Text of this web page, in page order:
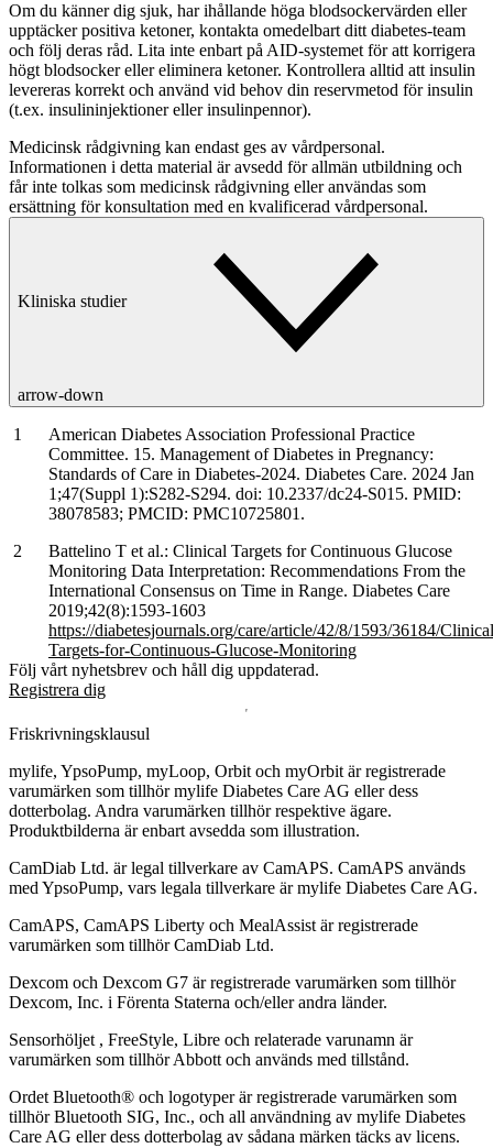
Om du känner dig sjuk, har ihållande höga blodsockervärden eller
upptäcker positiva ketoner, kontakta omedelbart ditt diabetes-team
och följ deras råd. Lita inte enbart på AID-systemet för att korrigera
högt blodsocker eller eliminera ketoner. Kontrollera alltid att insulin
levereras korrekt och använd vid behov din reservmetod för insulin
(t.ex. insulininjektioner eller insulinpennor).
Medicinsk rådgivning kan endast ges av vårdpersonal.
Informationen i detta material är avsedd för allmän utbildning och
får inte tolkas som medicinsk rådgivning eller användas som
ersättning för konsultation med en kvalificerad vårdpersonal.
Kliniska studier
arrow-down
American Diabetes Association Professional Practice
Committee. 15. Management of Diabetes in Pregnancy:
Standards of Care in Diabetes-2024. Diabetes Care. 2024 Jan
1;47(Suppl 1):S282-S294. doi: 10.2337/dc24-S015. PMID:
38078583; PMCID: PMC10725801.
Battelino T et al.: Clinical Targets for Continuous Glucose
Monitoring Data Interpretation: Recommendations From the
International Consensus on Time in Range. Diabetes Care
2019;42(8):1593-1603
https://diabetesjournals.org/care/article/42/8/1593/36184/
Targets-for-Continuous-Glucose-Monitoring
Följ vårt nyhetsbrev och håll dig uppdaterad.
Registrera dig
Friskrivningsklausul
mylife, YpsoPump, myLoop, Orbit och myOrbit är registrerade
varumärken som tillhör mylife Diabetes Care AG eller dess
dotterbolag. Andra varumärken tillhör respektive ägare.
Produktbilderna är enbart avsedda som illustration.
CamDiab Ltd. är legal tillverkare av CamAPS. CamAPS används
med YpsoPump, vars legala tillverkare är mylife Diabetes Care AG.
CamAPS, CamAPS Liberty och MealAssist är registrerade
varumärken som tillhör CamDiab Ltd.
Dexcom och Dexcom G7 är registrerade varumärken som tillhör
Dexcom, Inc. i Förenta Staterna och/eller andra länder.
Sensorhöljet , FreeStyle, Libre och relaterade varunamn är
varumärken som tillhör Abbott och används med tillstånd.
Ordet Bluetooth® och logotyper är registrerade varumärken som
tillhör Bluetooth SIG, Inc., och all användning av mylife Diabetes
Care AG eller dess dotterbolag av sådana märken täcks av licens.